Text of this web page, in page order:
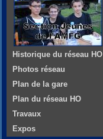
Historique du réseau HO
Photos réseau
Plan de la gare
Plan du réseau HO
Travaux
Expos